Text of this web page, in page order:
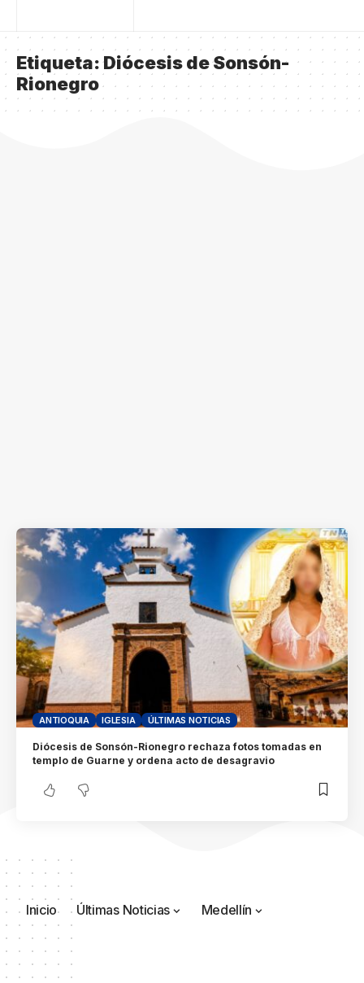
Etiqueta:Diócesis de Sonsón-
Rionegro
ANTIOQUIA IGLESIA ÚLTIMAS NOTICIAS
Diócesis de Sonsón-Rionegro rechaza fotos tomadas en
templo de Guarne y ordena acto de desagravio
Inicio Últimas Noticias Medellín